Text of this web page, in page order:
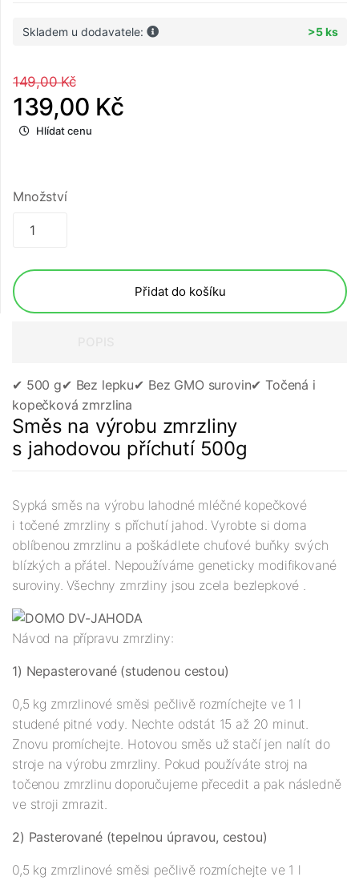
Skladem u dodavatele: >5 ks
149,00 Kč
139,00 Kč
Hlídat cenu
Množství
Přidat do košíku
✔︎ 500 g✔︎ Bez lepku✔︎ Bez GMO surovin✔︎ Točená i
kopečková zmrzlina
Směs na výrobu zmrzliny
s jahodovou příchutí 500g
Sypká směs na výrobu lahodné mléčné kopečkové
i točené zmrzliny s příchutí jahod. Vyrobte si doma
oblíbenou zmrzlinu a poškádlete chuťové buňky svých
blízkých a přátel. Nepoužíváme geneticky modifikované
suroviny. Všechny zmrzliny jsou zcela bezlepkové .
Návod na přípravu zmrzliny:
1) Nepasterované (studenou cestou)
0,5 kg zmrzlinové směsi pečlivě rozmíchejte ve 1 l
studené pitné vody. Nechte odstát 15 až 20 minut.
Znovu promíchejte. Hotovou směs už stačí jen nalít do
stroje na výrobu zmrzliny. Pokud používáte stroj na
točenou zmrzlinu doporučujeme přecedit a pak následně
ve stroji zmrazit.
2) Pasterované (tepelnou úpravou, cestou)
0,5 kg zmrzlinové směsi pečlivě rozmíchejte ve 1 l